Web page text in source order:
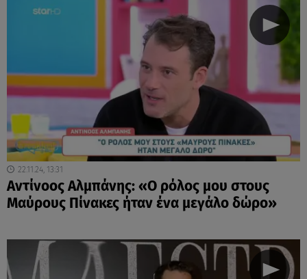
22.11.24, 13:31
Αντίνοος Αλμπάνης: «Ο ρόλος μου στους
Μαύρους Πίνακες ήταν ένα μεγάλο δώρο»